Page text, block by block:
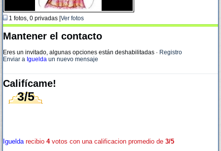
1 fotos, 0 privadas | Ver fotos
Mantener el contacto
Eres un invitado, algunas opciones están deshabilitadas · Registro
Enviar a Iguelda un nuevo mensaje
Califícame!
3/5
Igueldarecibio 4votos con una calificacion promedio de 3/5